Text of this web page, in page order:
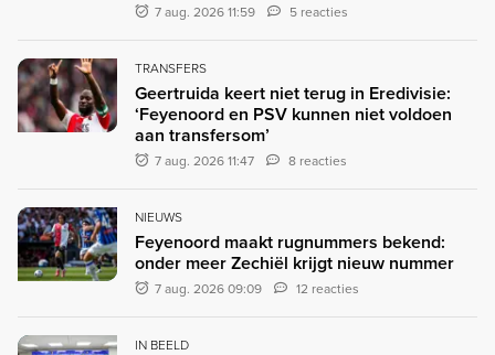
7 aug. 2026 11:59 5 reacties
TRANSFERS
Geertruida keert niet terug in Eredivisie:
‘Feyenoord en PSV kunnen niet voldoen
aan transfersom’
7 aug. 2026 11:47 8 reacties
NIEUWS
Feyenoord maakt rugnummers bekend:
onder meer Zechiël krijgt nieuw nummer
7 aug. 2026 09:09 12 reacties
IN BEELD